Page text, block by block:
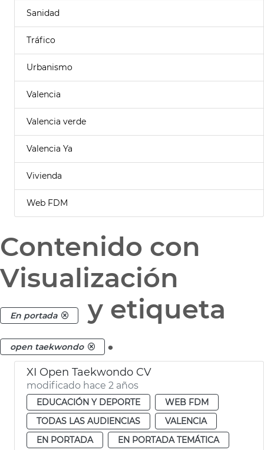
Sanidad
Tráfico
Urbanismo
Valencia
Valencia verde
Valencia Ya
Vivienda
Web FDM
Contenido con
Visualización
En portada y etiqueta
open taekwondo .
XI Open Taekwondo CV
modificado hace 2 años
EDUCACIÓN Y DEPORTE
WEB FDM
TODAS LAS AUDIENCIAS
VALENCIA
EN PORTADA
EN PORTADA TEMÁTICA